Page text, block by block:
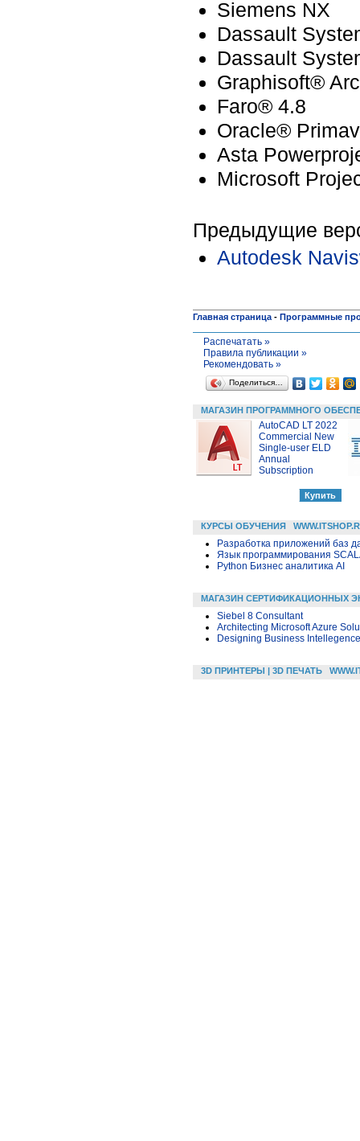
Siemens NX
Dassault
Dassault
Graphisoft®
Faro® 4.8
Oracle®
Asta
Microsoft
Предыдущие
Autodesk
Главная страница - Программные
Распечатать »
Правила публикации »
Рекомендовать »
Поделиться…
МАГАЗИН ПРОГРАММНОГО
AutoCAD LT 2022
Commercial New
Single-user ELD
Annual
Subscription
КУРСЫ ОБУЧЕНИЯ
Разработка приложений баз
Язык программирования
Python Бизнес аналитика AI
МАГАЗИН СЕРТИФИКАЦИОННЫХ
Siebel 8 Consultant
Architecting Microsoft Azure
Designing Business
3D ПРИНТЕРЫ | 3D ПЕЧАТЬ